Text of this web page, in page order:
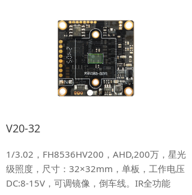
V20-32
1/3.02，FH8536HV200，AHD,200万，星光
级照度，尺寸：32×32mm，单板，工作电压
DC:8-15V，可调镜像，倒车线。IR全功能